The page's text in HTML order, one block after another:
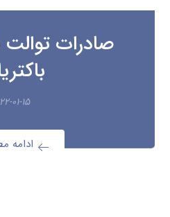
صادرات توالت
۲۰۲۲-
ادامه